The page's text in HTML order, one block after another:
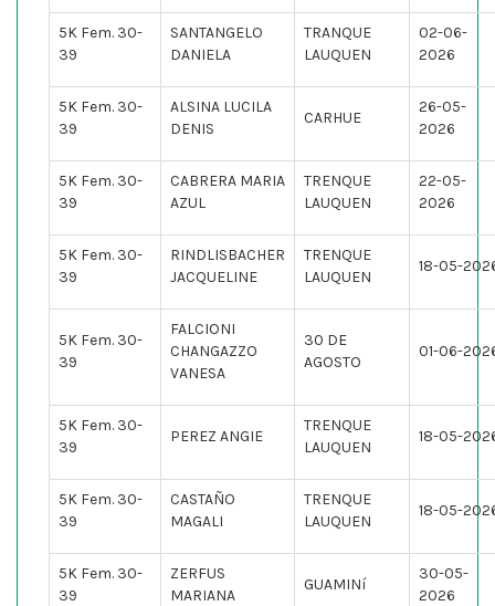
5K Fem. 30-
39
SANTANGELO
DANIELA
TRANQUE
LAUQUEN
02-06-
2026
5K Fem. 30-
39
ALSINA LUCILA
DENIS
CARHUE
26-05-
2026
5K Fem. 30-
39
CABRERA MARIA
AZUL
TRENQUE
LAUQUEN
22-05-
2026
5K Fem. 30-
39
RINDLISBACHER
JACQUELINE
TRENQUE
LAUQUEN
18-05-
5K Fem. 30-
39
FALCIONI
CHANGAZZO
VANESA
30 DE
AGOSTO
01-06-
5K Fem. 30-
39
PEREZ ANGIE
TRENQUE
LAUQUEN
18-05-
5K Fem. 30-
39
CASTAÑO
MAGALI
TRENQUE
LAUQUEN
18-05-
5K Fem. 30-
39
ZERFUS
MARIANA
GUAMINí
30-05-
2026